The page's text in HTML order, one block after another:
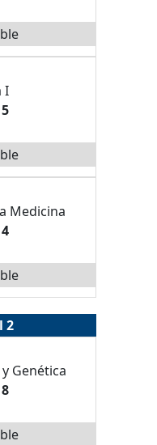
I
5
Medicina
4
2
Genética
8